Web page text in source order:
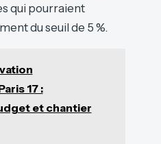
qui pourraient
du seuil de 5 %.
17 :
et chantier